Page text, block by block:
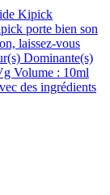
Kipick
porte bien son
laissez-vous
Dominante(s)
Volume : 10ml
des ingrédients